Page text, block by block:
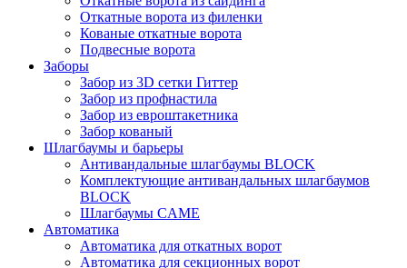
Откатные ворота из филенки
Кованые откатные ворота
Подвесные ворота
Заборы
Забор из 3D сетки Гиттер
Забор из профнастила
Забор из евроштакетника
Забор кованый
Шлагбаумы и барьеры
Антивандальные шлагбаумы BLOCK
Комплектующие антивандальных шлагбаумов
BLOCK
Шлагбаумы CAME
Автоматика
Автоматика для откатных ворот
Автоматика для секционных ворот